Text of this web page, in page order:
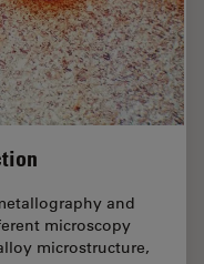
and
microscopy
microstructure,